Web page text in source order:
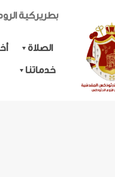
بطريركية
الصلاة
خدماتنا